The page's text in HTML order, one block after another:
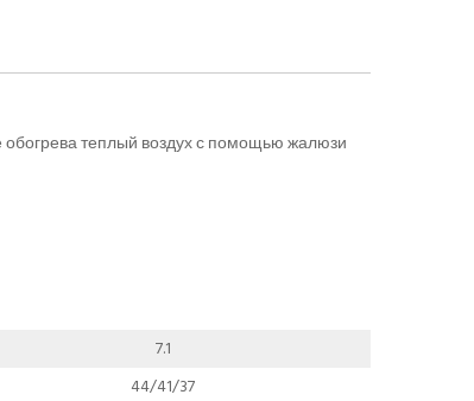
теплый воздух с помощью жалюзи
7.1
44/41/37